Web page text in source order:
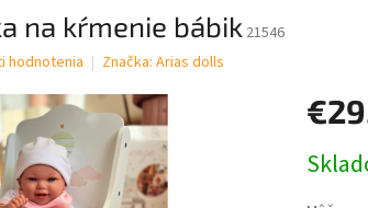
na kŕmenie bábik 21546
hodnotenia Značka: Arias dolls
cena: